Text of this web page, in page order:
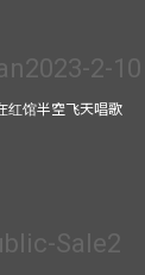
红馆半空飞天唱歌